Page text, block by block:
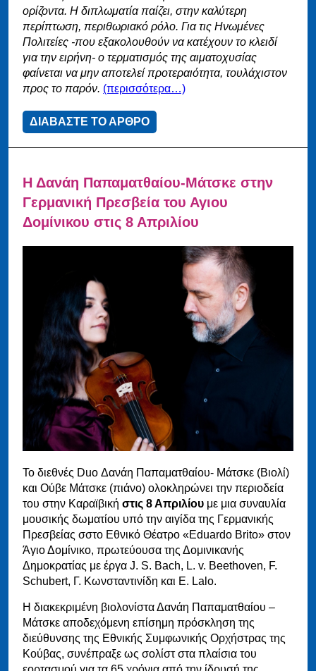
ορίζοντα. Η διπλωματία παίζει, στην καλύτερη
περίπτωση, περιθωριακό ρόλο. Για τις Ηνωμένες
Πολιτείες -που εξακολουθούν να κατέχουν το κλειδί
για την ειρήνη- ο τερματισμός της αιματοχυσίας
φαίνεται να μην αποτελεί προτεραιότητα, τουλάχιστον
προς το παρόν. (περισσότερα…)
ΔΙΑΒΑΣΤΕ ΤΟ ΑΡΘΡΟ
Η Δανάη Παπαματθαίου-Μάτσκε στην
Γερμανική Πρεσβεία του Αγιου
Δομίνικου στις 8 Απριλίου
Το διεθνές Duo Δανάη Παπαματθαίου- Μάτσκε (Βιολί)
και Ούβε Μάτσκε (πιάνο) ολοκληρώνει την περιοδεία
του στην Καραϊβική στις 8 Απριλίου με μια συναυλία
μουσικής δωματίου υπό την αιγίδα της Γερμανικής
Πρεσβείας σστο Εθνικό Θέατρο «Eduardo Brito» στον
Άγιο Δομίνικο, πρωτεύουσα της Δομινικανής
Δημοκρατίας με έργα J. S. Bach, L. v. Beethoven, F.
Schubert, Γ. Κωνσταντινίδη και E. Lalo.
Η διακεκριμένη βιολονίστα Δανάη Παπαματθαίου –
Μάτσκε αποδεχόμενη επίσημη πρόσκληση της
διεύθυνσης της Εθνικής Συμφωνικής Ορχήστρας της
Κούβας, συνέπραξε ως σολίστ στα πλαίσια του